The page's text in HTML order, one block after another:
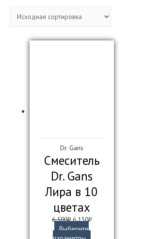
Dr. Gans
Смеситель
Dr. Gans
Лира в 10
цветах
6 500₽ Первоначальная
цена
6 150₽Текущая
Выберите